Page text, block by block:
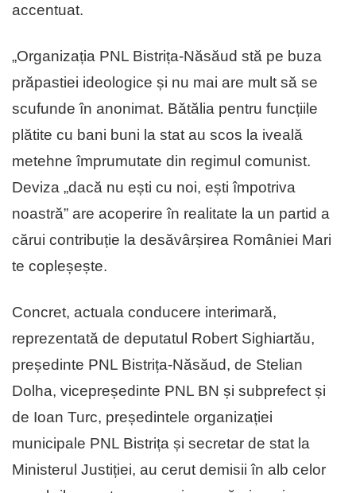
accentuat.
„Organizația PNL Bistrița-Năsăud stă pe buza
prăpastiei ideologice și nu mai are mult să se
scufunde în anonimat. Bătălia pentru funcțiile
plătite cu bani buni la stat au scos la iveală
metehne împrumutate din regimul comunist.
Deviza „dacă nu ești cu noi, ești împotriva
noastră” are acoperire în realitate la un partid a
cărui contribuție la desăvârșirea României Mari
te copleșește.
Concret, actuala conducere interimară,
reprezentată de deputatul Robert Sighiartău,
președinte PNL Bistrița-Năsăud, de Stelian
Dolha, vicepreședinte PNL BN și subprefect și
de Ioan Turc, președintele organizației
municipale PNL Bistrița și secretar de stat la
Ministerul Justiției, au cerut demisii în alb celor